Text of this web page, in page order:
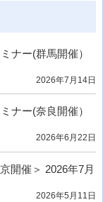
ナー(群馬開催）
2026年7月14日
ナー(奈良開催）
2026年6月22日
開催＞ 2026年7月
2026年5月11日